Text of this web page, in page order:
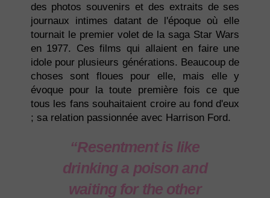
des photos souvenirs et des extraits de ses
journaux intimes datant de l'époque où elle
tournait le premier volet de la saga Star Wars
en 1977. Ces films qui allaient en faire une
idole pour plusieurs générations. Beaucoup de
choses sont floues pour elle, mais elle y
évoque pour la toute première fois ce que
tous les fans souhaitaient croire au fond d'eux
; sa relation passionnée avec Harrison Ford.
“Resentment is like
drinking a poison and
waiting for the other